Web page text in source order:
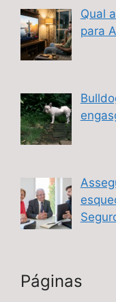
Qual
para
Páginas